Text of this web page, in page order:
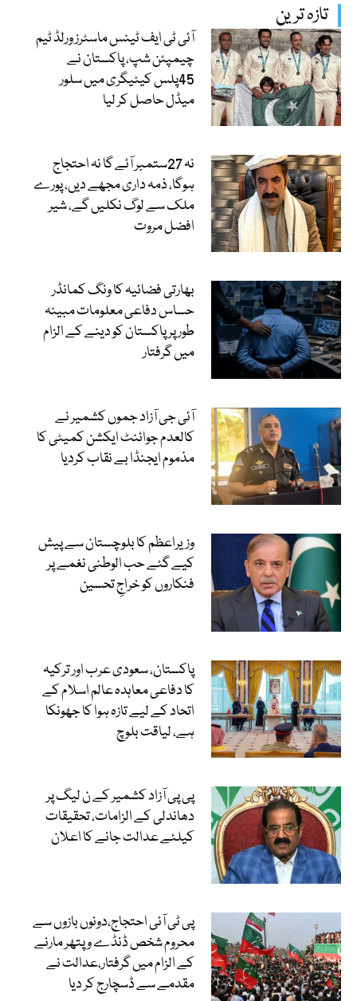
تازہ ترین
آئی ٹی ایف ٹینس ماسٹرز ورلڈ ٹیم
چیمپئن شپ، پاکستان نے
45پلس کیٹیگری میں سلور
میڈل حاصل کر لیا
نہ 27ستمبر آئے گا نہ احتجاج
ہوگا، ذمہ داری مجھے دیں، پورے
ملک سے لوگ نکلیں گے، شیر
افضل مروت
بھارتی فضائیہ کا ونگ کمانڈر
حساس دفاعی معلومات مبینہ
طور پر پاکستان کو دینے کے الزام
میں گرفتار
آئی جی آزاد جموں کشمیر نے
کالعدم جوائنٹ ایکشن کمیٹی کا
مذموم ایجنڈا بے نقاب کردیا
وزیراعظم کا بلوچستان سے پیش
کیے گئے حب الوطنی نغمے پر
فنکاروں کو خراجِ تحسین
پاکستان، سعودی عرب اور ترکیہ
کا دفاعی معاہدہ عالم اسلام کے
اتحاد کے لیے تازہ ہوا کا جھونکا
ہے، لیاقت بلوچ
پی پی آزاد کشمیر کے ن لیگ پر
دھاندلی کے الزامات، تحقیقات
کیلئے عدالت جانے کا اعلان
پی ٹی آئی احتجاج،دونوں بازوں سے
محروم شخص ڈنڈے و پتھر مارنے
کے الزام میں گرفتار،عدالت نے
مقدمے سے ڈسچارج کر دیا